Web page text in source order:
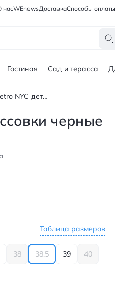
насWEnewsДоставкаСпособы оплаты
Гостиная Сад и терасса
Jordan Air Jordan 10 Retro NYC детские баскетбольные кроссовки черные
черные
Таблица размеров
38 38.5 39 40